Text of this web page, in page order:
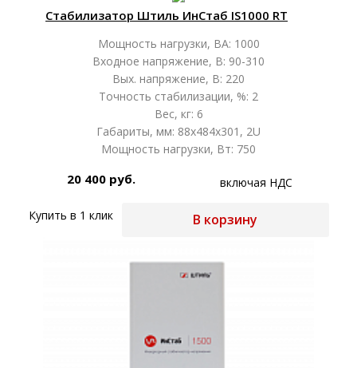
Стабилизатор Штиль ИнСтаб IS1000 RT
Мощность нагрузки, ВА: 1000
Входное напряжение, В: 90-310
Вых. напряжение, В: 220
Точность стабилизации, %: 2
Вес, кг: 6
Габариты, мм: 88x484x301, 2U
Мощность нагрузки, Вт: 750
20 400 руб. включая НДС
Купить в 1 клик В корзину